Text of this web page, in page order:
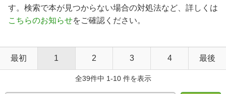
す。検索で本が見つからない場合の対処法など、詳しくは
こちらのお知らせをご確認ください。
最初 1 2 3 4 最後
全39件中 1-10 件を表示